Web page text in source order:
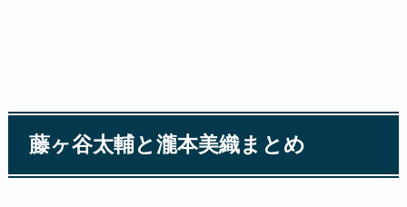
藤ヶ谷太輔と瀧本美織まとめ